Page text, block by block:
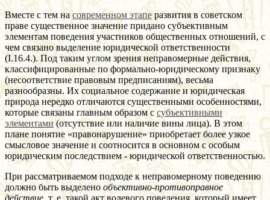
Вместе с тем на современном этапе развития в советском
праве существенное значение придано субъективным
элементам поведения участников общественных отношений, с
чем связано выделение юридической ответственности
(I.16.4.). Под таким углом зрения неправомерные действия,
классифицированные по формально-юридическому признаку
(несоответствие правовым предписаниям), весьма
разнообразны. Их социальное содержание и юридическая
природа нередко отличаются существенными особенностями,
которые связаны главным образом ссубъективными
элементами(отсутствие или наличие вины лица). В этом
плане понятие «правонарушение» приобретает более узкое
смысловое значение и соотносится в основном с особым
юридическим последствием - юридической ответственностью.
При рассматриваемом подходе к неправомерному поведению
должно быть выделено объективно-противоправное
действие, т. е. такой акт волевого поведения, который имеет